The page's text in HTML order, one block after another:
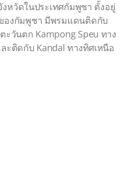
งหวัดในประเทศกัมพูชา ตั้งอยู่
องกัมพูชา มีพรมแดนติดกับ
ะวันตก Kampong Speu ทาง
ะติดกับ Kandal ทางทิศเหนือ